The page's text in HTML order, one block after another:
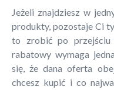
Jeżeli znajdziesz w
produkty, pozostaje Ci
to zrobić po przejściu
rabatowy wymaga
się, że dana oferta
chcesz kupić i co